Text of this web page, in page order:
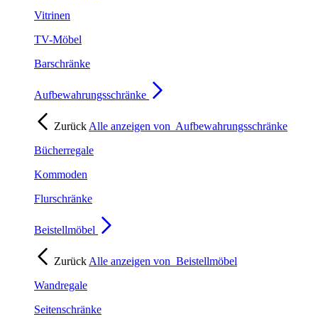
Vitrinen
TV-Möbel
Barschränke
Aufbewahrungsschränke
Zurück Alle anzeigen von Aufbewahrungsschränke
Bücherregale
Kommoden
Flurschränke
Beistellmöbel
Zurück Alle anzeigen von Beistellmöbel
Wandregale
Seitenschränke